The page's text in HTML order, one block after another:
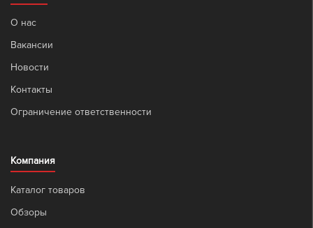
О нас
Вакансии
Новости
Контакты
Ограничение ответственности
Компания
Каталог товаров
Обзоры